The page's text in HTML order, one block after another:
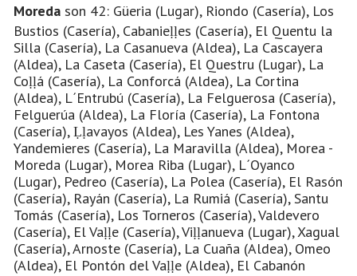
Moreda son 42: Güeria (Lugar), Riondo (Casería), Los
Bustios (Casería), Cabanieḷḷes (Casería), El Quentu la
Silla (Casería), La Casanueva (Aldea), La Cascayera
(Aldea), La Caseta (Casería), El Questru (Lugar), La
Coḷḷá (Casería), La Conforcá (Aldea), La Cortina
(Aldea), L´Entrubú (Casería), La Felguerosa (Casería),
Felguerúa (Aldea), La Floría (Casería), La Fontona
(Casería), Ḷḷavayos (Aldea), Les Yanes (Aldea),
Yandemieres (Casería), La Maravilla (Aldea), Morea -
Moreda (Lugar), Morea Riba (Lugar), L´Oyanco
(Lugar), Pedreo (Casería), La Polea (Casería), El Rasón
(Casería), Rayán (Casería), La Rumiá (Casería), Santu
Tomás (Casería), Los Torneros (Casería), Valdevero
(Casería), El Vaḷḷe (Casería), Viḷḷanueva (Lugar), Xagual
(Casería), Arnoste (Casería), La Cuaña (Aldea), Omeo
(Aldea), El Pontón del Vaḷḷe (Aldea), El Cabanón